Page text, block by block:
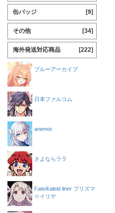
缶バッジ [9]
その他 [34]
海外発送対応商品 [222]
ブルーアーカイブ
日本ファルコム
anemoi
さよならララ
Fate/kaleid liner プリズマ
☆イリヤ